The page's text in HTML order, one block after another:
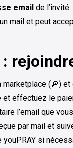
email de l’invité
mail et peut
marketplace (🔎) et
et effectuez le
l’email que
par mail et
youPRAY si